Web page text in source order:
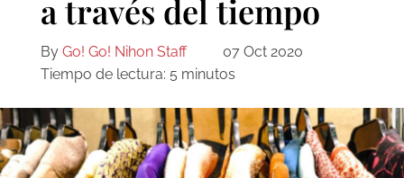
a través del tiempo
By Go! Go! Nihon Staff
07 Oct 2020
Tiempo de lectura: 5 minutos